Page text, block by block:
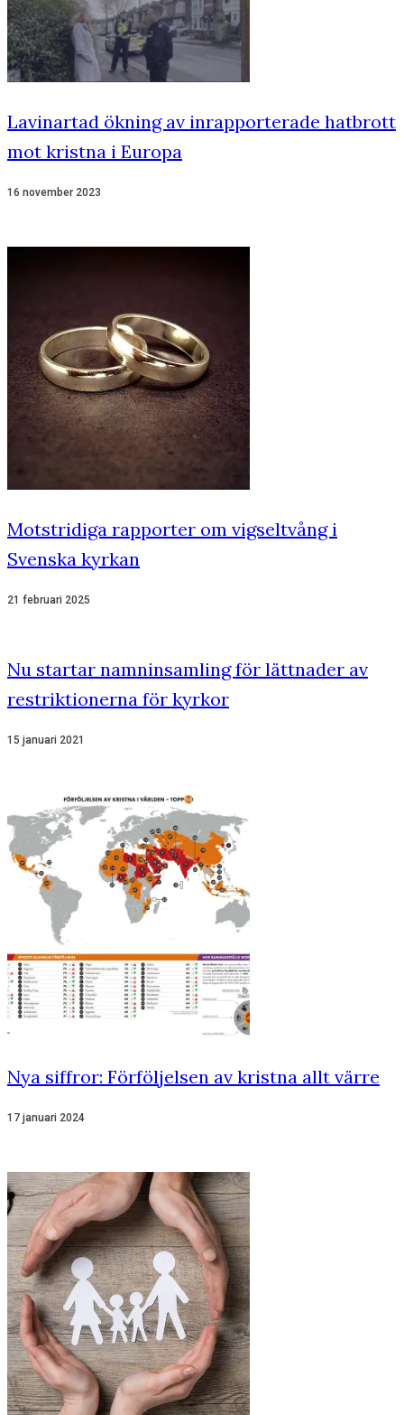
Lavinartad ökning av inrapporterade hatbrott
mot kristna i Europa
16 november 2023
Motstridiga rapporter om vigseltvång i
Svenska kyrkan
21 februari 2025
Nu startar namninsamling för lättnader av
restriktionerna för kyrkor
15 januari 2021
Nya siffror: Förföljelsen av kristna allt värre
17 januari 2024